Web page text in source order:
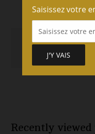
Gel de serrage du vagin
$ 22.99
Recently
Saisissez votre